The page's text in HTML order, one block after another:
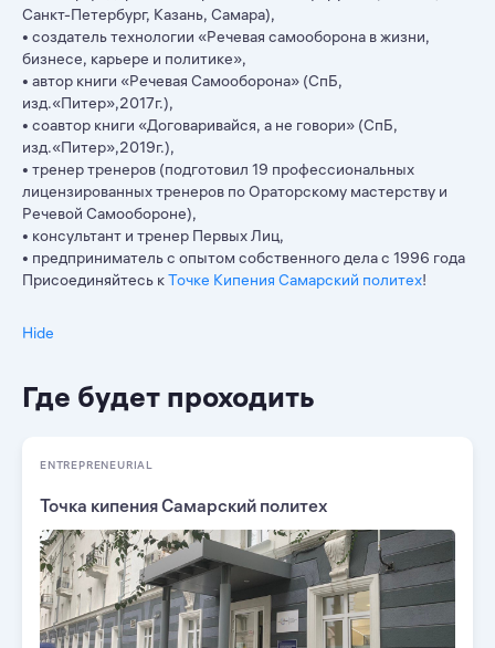
Санкт-Петербург, Казань, Самара),
• создатель технологии «Речевая самооборона в жизни,
бизнесе, карьере и политике»,
• автор книги «Речевая Самооборона» (СпБ,
изд.«Питер»,2017г.),
• соавтор книги «Договаривайся, а не говори» (СпБ,
изд.«Питер»,2019г.),
• тренер тренеров (подготовил 19 профессиональных
лицензированных тренеров по Ораторскому мастерству и
Речевой Самообороне),
• консультант и тренер Первых Лиц,
• предприниматель с опытом собственного дела с 1996 года
Присоединяйтесь кТочке Кипения Самарский политех!
Hide
Где будет проходить
ENTREPRENEURIAL
Точка кипения Самарский политех